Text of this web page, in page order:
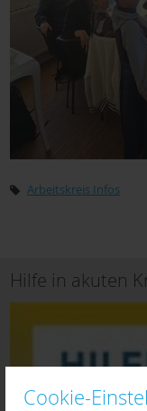
Cookie-
Arbeitskreis Infos
Hilfe in akuten